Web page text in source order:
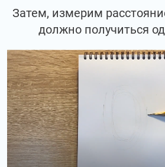
Затем, измерим
должно получиться